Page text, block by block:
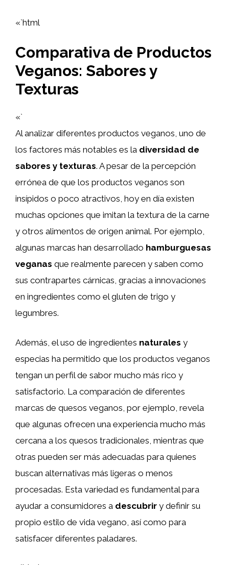
«`html
Comparativa de Productos
Veganos: Sabores y
Texturas
«`
Al analizar diferentes productos veganos, uno de
los factores más notables es la diversidad de
sabores y texturas. A pesar de la percepción
errónea de que los productos veganos son
insípidos o poco atractivos, hoy en día existen
muchas opciones que imitan la textura de la carne
y otros alimentos de origen animal. Por ejemplo,
algunas marcas han desarrollado hamburguesas
veganas que realmente parecen y saben como
sus contrapartes cárnicas, gracias a innovaciones
en ingredientes como el gluten de trigo y
legumbres.
Además, el uso de ingredientes naturales y
especias ha permitido que los productos veganos
tengan un perfil de sabor mucho más rico y
satisfactorio. La comparación de diferentes
marcas de quesos veganos, por ejemplo, revela
que algunas ofrecen una experiencia mucho más
cercana a los quesos tradicionales, mientras que
otras pueden ser más adecuadas para quienes
buscan alternativas más ligeras o menos
procesadas. Esta variedad es fundamental para
ayudar a consumidores a descubrir y definir su
propio estilo de vida vegano, así como para
satisfacer diferentes paladares.